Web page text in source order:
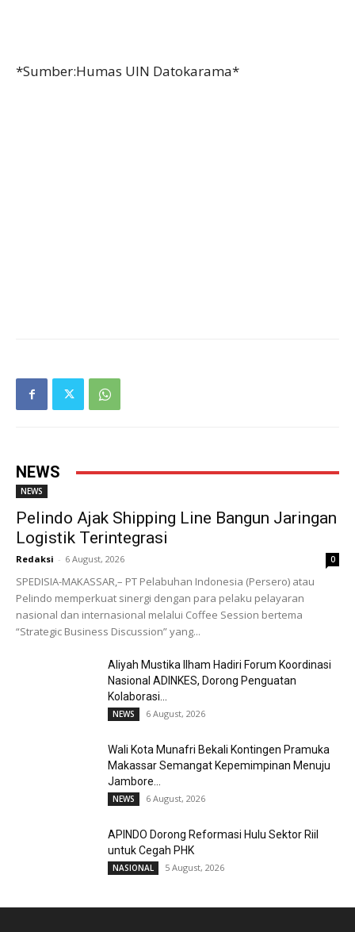
*Sumber:Humas UIN Datokarama*
NEWS
NEWS
Pelindo Ajak Shipping Line Bangun Jaringan
Logistik Terintegrasi
Redaksi - 6 August, 2026 0
SPEDISIA-MAKASSAR,– PT Pelabuhan Indonesia (Persero) atau
Pelindo memperkuat sinergi dengan para pelaku pelayaran
nasional dan internasional melalui Coffee Session bertema
“Strategic Business Discussion” yang...
Aliyah Mustika Ilham Hadiri Forum Koordinasi
Nasional ADINKES, Dorong Penguatan
Kolaborasi...
NEWS 6 August, 2026
Wali Kota Munafri Bekali Kontingen Pramuka
Makassar Semangat Kepemimpinan Menuju
Jambore...
NEWS 6 August, 2026
APINDO Dorong Reformasi Hulu Sektor Riil
untuk Cegah PHK
NASIONAL 5 August, 2026